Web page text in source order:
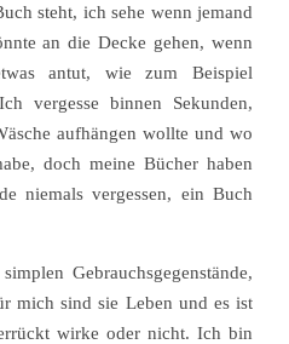
steht, ich sehe wenn jemand
an die Decke gehen, wenn
antut, wie zum Beispiel
vergesse binnen Sekunden,
aufhängen wollte und wo
doch meine Bücher haben
niemals vergessen, ein Buch
Gebrauchsgegenstände,
mich sind sie Leben und es ist
wirke oder nicht. Ich bin